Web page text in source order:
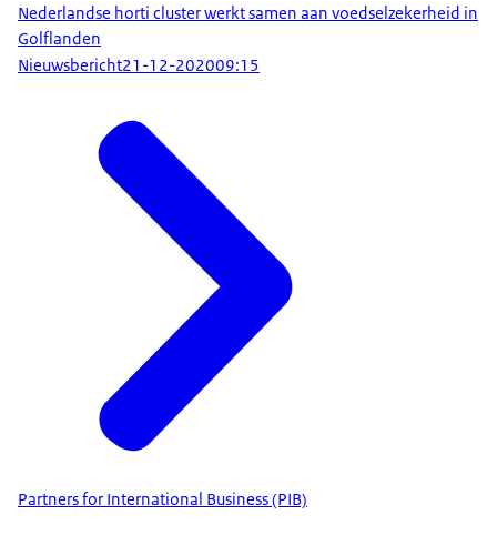
Nederlandse horti cluster werkt samen aan voedselzekerheid in
Golflanden
Nieuwsbericht21-12-202009:15
Partners for International Business (PIB)